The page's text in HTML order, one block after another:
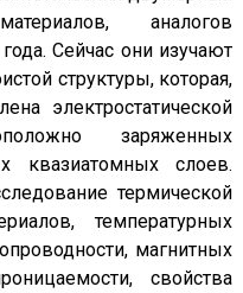
аналогов
Сейчас они изучают
структуры, которая,
электростатической
заряженных
квазиатомных слоев.
термической
температурных
магнитных
свойства